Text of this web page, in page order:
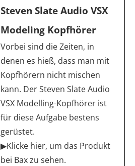
Steven Slate Audio VSX
Modeling Kopfhörer
Vorbei sind die Zeiten, in
denen es hieß, dass man mit
Kopfhörern nicht mischen
kann. Der Steven Slate Audio
VSX Modelling-Kopfhörer ist
für diese Aufgabe bestens
gerüstet.
▶Klicke hier, um das Produkt
bei Bax zu sehen.